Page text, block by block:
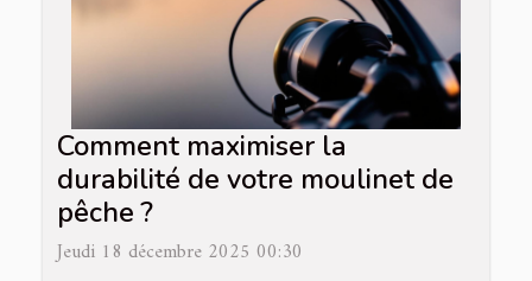
Comment maximiser la
durabilité de votre moulinet de
pêche ?
Jeudi 18 décembre 2025 00:30